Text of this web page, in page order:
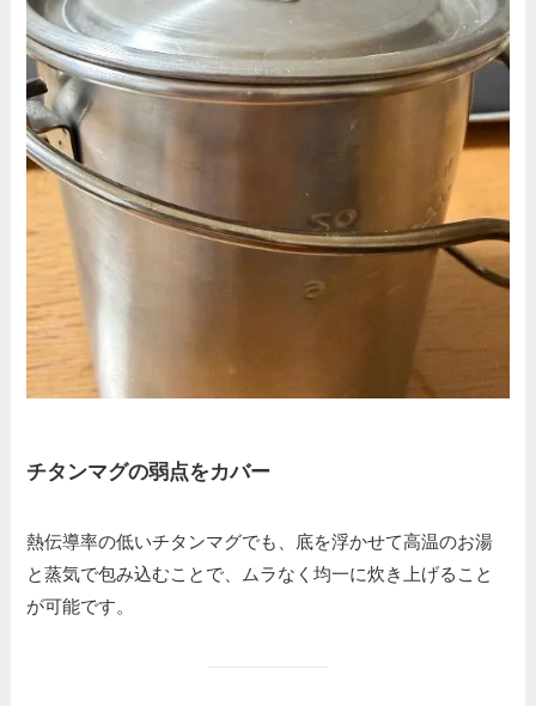
チタンマグの弱点をカバー
熱伝導率の低いチタンマグでも、底を浮かせて高温のお湯
と蒸気で包み込むことで、ムラなく均一に炊き上げること
が可能です。